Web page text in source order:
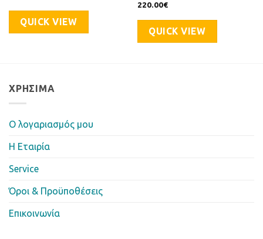
QUICK VIEW
220.00€
QUICK VIEW
ΧΡΉΣΙΜΑ
Ο λογαριασμός μου
Η Eταιρία
Service
Όροι & Προϋποθέσεις
Επικοινωνία